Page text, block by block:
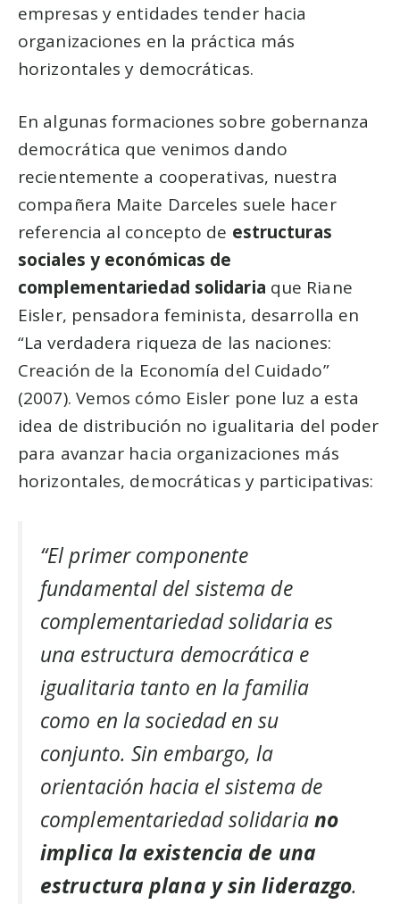
empresas y entidades tender hacia
organizaciones en la práctica más
horizontales y democráticas.
En algunas formaciones sobre gobernanza
democrática que venimos dando
recientemente a cooperativas, nuestra
compañera Maite Darceles suele hacer
referencia al concepto de estructuras
sociales y económicas de
complementariedad solidaria que Riane
Eisler, pensadora feminista, desarrolla en
“La verdadera riqueza de las naciones:
Creación de la Economía del Cuidado”
(2007). Vemos cómo Eisler pone luz a esta
idea de distribución no igualitaria del poder
para avanzar hacia organizaciones más
horizontales, democráticas y participativas:
“El primer componente
fundamental del sistema de
complementariedad solidaria es
una estructura democrática e
igualitaria tanto en la familia
como en la sociedad en su
conjunto. Sin embargo, la
orientación hacia el sistema de
complementariedad solidariano
implica la existencia de una
estructura plana y sin liderazgo.